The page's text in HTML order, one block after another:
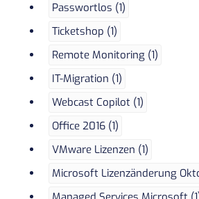
Passwortlos (1)
Ticketshop (1)
Remote Monitoring (1)
IT-Migration (1)
Webcast Copilot (1)
Office 2016 (1)
VMware Lizenzen (1)
Microsoft Lizenzänderung